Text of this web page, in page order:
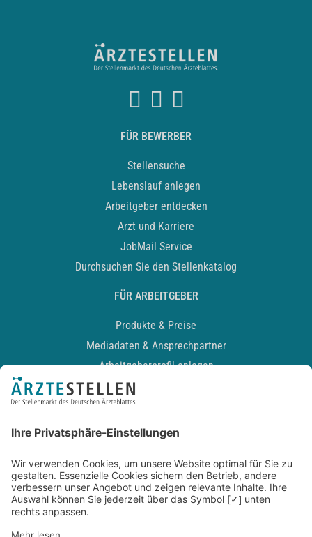
FÜR BEWERBER
Stellensuche
Lebenslauf anlegen
Arbeitgeber entdecken
Arzt und Karriere
JobMail Service
Durchsuchen Sie den Stellenkatalog
FÜR ARBEITGEBER
Produkte & Preise
Mediadaten & Ansprechpartner
Arbeitgeberprofil anlegen
Recruiting-Podcast
Kontakt
Datenschutz
Newsletter